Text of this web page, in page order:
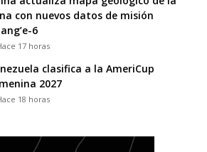
con nuevos datos de misión
6
17 horas
clasifica a la AmeriCup
2027
18 horas